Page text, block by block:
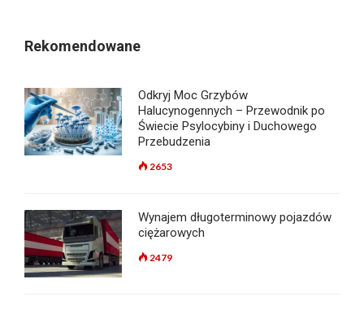
Rekomendowane
Odkryj Moc Grzybów
Halucynogennych – Przewodnik po
Świecie Psylocybiny i Duchowego
Przebudzenia
2653
Wynajem długoterminowy pojazdów
ciężarowych
2479